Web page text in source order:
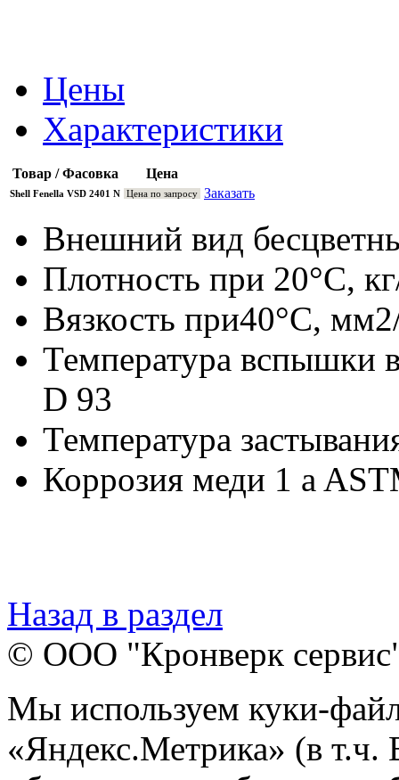
Цены
Характеристики
Товар / Фасовка Цена
Shell Fenella VSD 2401 N Цена по запросу Заказать
Внешний вид
Плотность при 20°C,
Вязкость при40°C,
Температура вспышки
D 93
Температура
Коррозия меди 1 a
Назад в раздел
© ООО "Кронверк
Мы используем куки-
«Яндекс.Метрика» (в т.ч.